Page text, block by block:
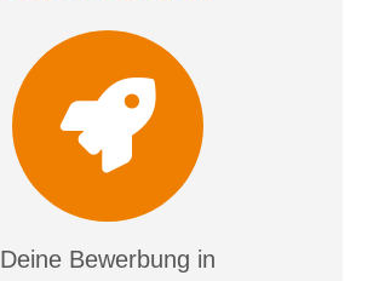
Deine Bewerbung in